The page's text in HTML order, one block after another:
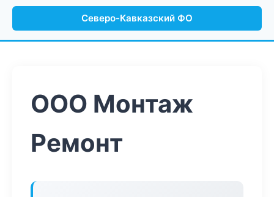
Северо-Кавказский ФО
ООО Монтаж
Ремонт